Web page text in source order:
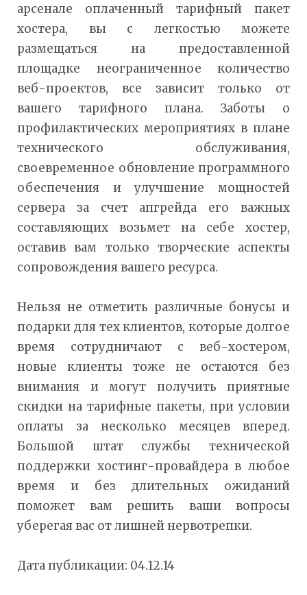
арсенале оплаченный тарифный пакет
хостера, вы с легкостью можете
размещаться на предоставленной
площадке неограниченное количество
веб-проектов, все зависит только от
вашего тарифного плана. Заботы о
профилактических мероприятиях в плане
технического обслуживания,
своевременное обновление программного
обеспечения и улучшение мощностей
сервера за счет апгрейда его важных
составляющих возьмет на себе хостер,
оставив вам только творческие аспекты
сопровождения вашего ресурса.
Нельзя не отметить различные бонусы и
подарки для тех клиентов, которые долгое
время сотрудничают с веб-хостером,
новые клиенты тоже не остаются без
внимания и могут получить приятные
скидки на тарифные пакеты, при условии
оплаты за несколько месяцев вперед.
Большой штат службы технической
поддержки хостинг-провайдера в любое
время и без длительных ожиданий
поможет вам решить ваши вопросы
уберегая вас от лишней нервотрепки.
Дата публикации: 04.12.14